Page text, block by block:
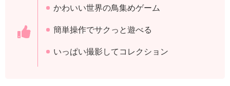
かわいい世界の鳥集めゲーム
簡単操作でサクっと遊べる
いっぱい撮影してコレクション